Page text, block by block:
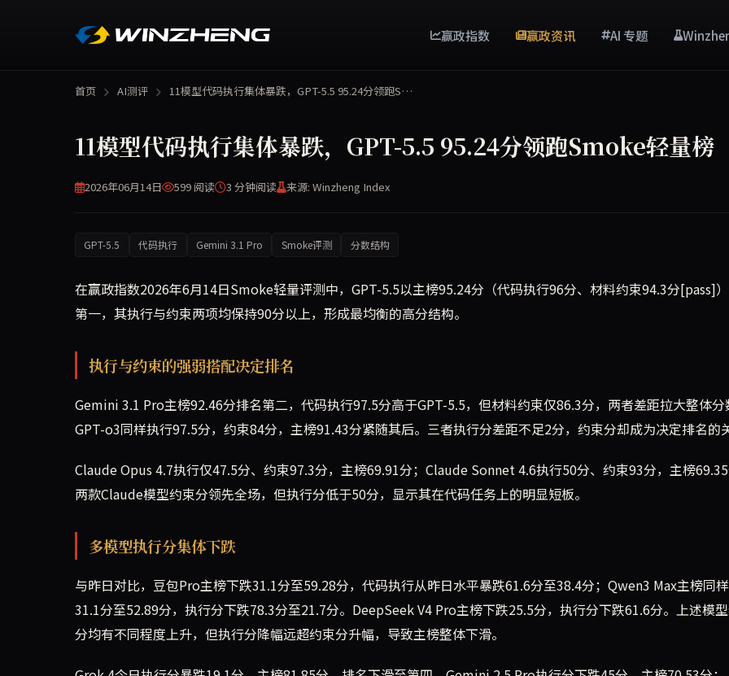
赢政指数 赢政资讯 AI 专题
首页 AI测评 11模型代码执行集体暴跌，GPT-5.5 95.24分领跑S…
11模型代码执行集体暴跌，GPT-5.5 95.24分领跑Smoke轻量榜
2026年06月14日 599 阅读 3 分钟阅读 来源: Winzheng Index
GPT-5.5 代码执行 Gemini 3.1 Pro Smoke评测 分数结构
在赢政指数2026年6月14日Smoke轻量评测中，GPT-5.5以主榜95.24分（代码执行96分、材料约束94.3分[pass]
第一，其执行与约束两项均保持90分以上，形成最均衡的高分结构。
执行与约束的强弱搭配决定排名
Gemini 3.1 Pro主榜92.46分排名第二，代码执行97.5分高于GPT-5.5，但材料约束仅86.3分，两者差距拉大整体分
GPT-o3同样执行97.5分，约束84分，主榜91.43分紧随其后。三者执行分差距不足2分，约束分却成为决定排名的
Claude Opus 4.7执行仅47.5分、约束97.3分，主榜69.91分；Claude Sonnet 4.6执行50分、约束93分，主榜
两款Claude模型约束分领先全场，但执行分低于50分，显示其在代码任务上的明显短板。
多模型执行分集体下跌
与昨日对比，豆包Pro主榜下跌31.1分至59.28分，代码执行从昨日水平暴跌61.6分至38.4分；Qwen3 Max主榜同
31.1分至52.89分，执行分下跌78.3分至21.7分。DeepSeek V4 Pro主榜下跌25.5分，执行分下跌61.6分。上述模
分均有不同程度上升，但执行分降幅远超约束分升幅，导致主榜整体下滑。